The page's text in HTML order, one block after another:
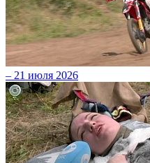
– 21 июля 2026